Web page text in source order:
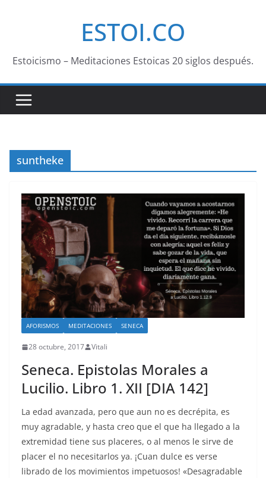
ESTOI.CO
Estoicismo – Meditaciones Estoicas 20 siglos después.
suntheke
AFORISMOS MEDITACIONES SENECA
28 octubre, 2017 Vitali
Seneca. Epistolas Morales a
Lucilio. Libro 1. XII [DIA 142]
La edad avanzada, pero que aun no es decrépita, es
muy agradable, y hasta creo que el que ha llegado a la
extremidad tiene sus placeres, o al menos le sirve de
placer el no necesitarlos ya. ¡Cuan dulce es verse
librado de los movimientos impetuosos! «Desagradable